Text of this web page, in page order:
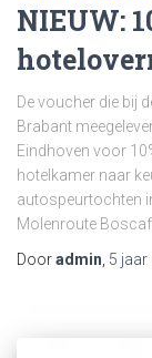
NIEUW:
De voucher die bij
Brabant
Eindhoven voor
hotelkamer naar
autospeurtochten
Molenroute
Dooradmin 5 jaar